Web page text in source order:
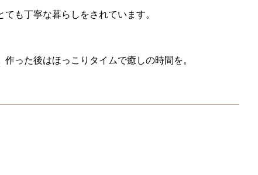
も丁寧な暮らしをされています。
った後はほっこりタイムで癒しの時間を。